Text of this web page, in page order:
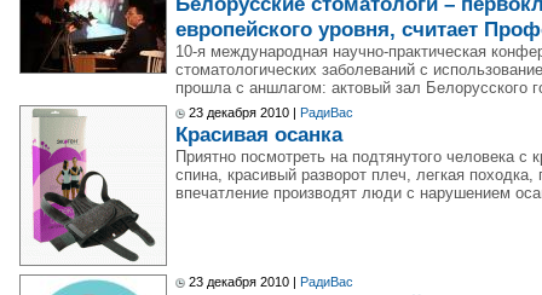
европейского уровня, считает
10-я международная научно-практическая
стоматологических заболеваний с
прошла с аншлагом: актовый зал Белорусского
23 декабря 2010 | РадиВас
Красивая осанка
Приятно посмотреть на подтянутого человека с
спина, красивый разворот плеч, легкая
впечатление производят люди с нарушением
23 декабря 2010 | РадиВас